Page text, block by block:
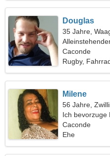
Douglas
35 Jahre,
Caconde
Rugby,
Milene
56 Jahre,
Ich bevorzuge
Caconde
Ehe